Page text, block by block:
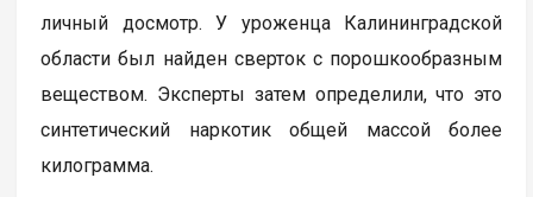
личный досмотр. У уроженца Калининградской
области был найден сверток с порошкообразным
веществом. Эксперты затем определили, что это
синтетический наркотик общей массой более
килограмма.